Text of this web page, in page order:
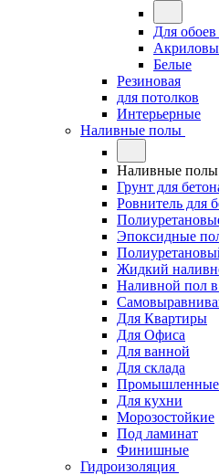
Для обоев
Белые
Резиновая
для потолков
Интерьерные
Наливные полы
Наливные полы
Грунт для
Ровнитель для
Эпоксидные
Жидкий
Наливной пол
Для Квартиры
Для Офиса
Для ванной
Для склада
Для кухни
Морозостойкие
Под ламинат
Финишные
Гидроизоляция